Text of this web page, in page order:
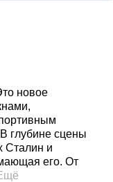
новое
глубине сцены
Сталин и
его. От